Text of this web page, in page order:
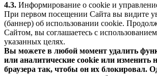
4.3. Информирование о cookie и
При первом посещении Сайта вы видите
(баннер) об использовании cookie.
Сайтом, вы соглашаетесь с
указанных целях.
Вы можете в любой момент удалить
или аналитические cookie или изменить
браузера так, чтобы он их блокировал.